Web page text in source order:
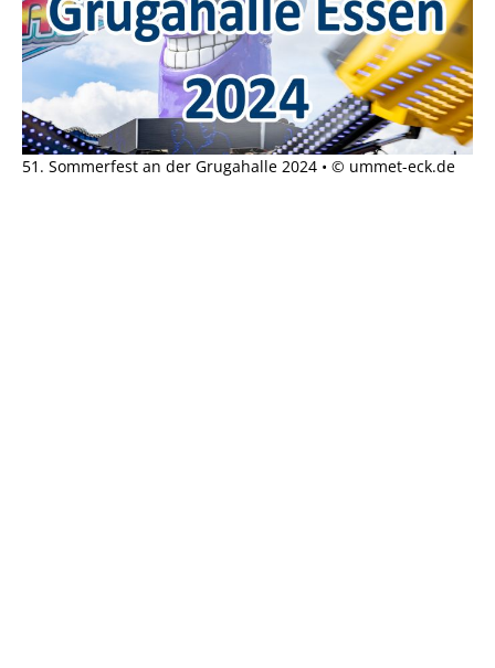
51. Sommerfest an der Grugahalle 2024 • © ummet-eck.de